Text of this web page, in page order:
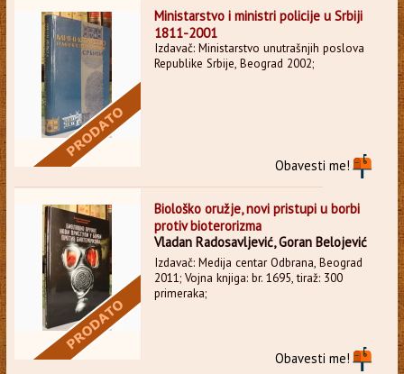
Ministarstvo i ministri policije u Srbiji
1811-2001
Izdavač: Ministarstvo unutrašnjih poslova
Republike Srbije, Beograd 2002;
Obavesti me!
Biološko oružje, novi pristupi u borbi
protiv bioterorizma
Vladan Radosavljević, Goran Belojević
Izdavač: Medija centar Odbrana, Beograd
2011; Vojna knjiga: br. 1695, tiraž: 300
primeraka;
Obavesti me!